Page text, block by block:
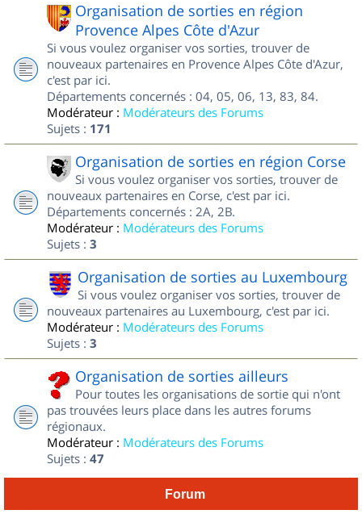
Organisation de sorties en région
Provence Alpes Côte d'Azur
Si vous voulez organiser vos sorties, trouver de
nouveaux partenaires en Provence Alpes Côte d'Azur,
c'est par ici.
Départements concernés : 04, 05, 06, 13, 83, 84.
Modérateur : Modérateurs des Forums
Sujets : 171
Organisation de sorties en région Corse
Si vous voulez organiser vos sorties, trouver de
nouveaux partenaires en Corse, c'est par ici.
Départements concernés : 2A, 2B.
Modérateur : Modérateurs des Forums
Sujets : 3
Organisation de sorties au Luxembourg
Si vous voulez organiser vos sorties, trouver de
nouveaux partenaires au Luxembourg, c'est par ici.
Modérateur : Modérateurs des Forums
Sujets : 3
Organisation de sorties ailleurs
Pour toutes les organisations de sortie qui n'ont
pas trouvées leurs place dans les autres forums
régionaux.
Modérateur : Modérateurs des Forums
Sujets : 47
Forum